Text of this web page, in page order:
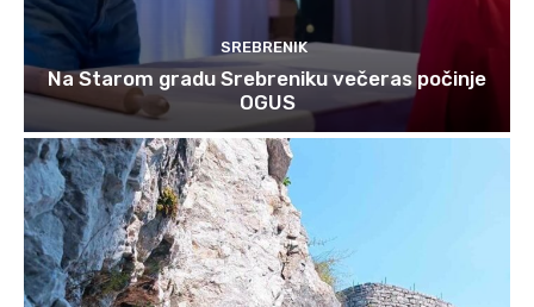
SREBRENIK
Na Starom gradu Srebreniku večeras počinje
OGUS